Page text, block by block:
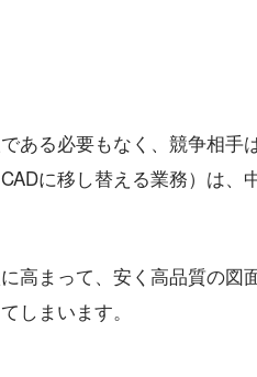
ある必要もなく、競争相手
に移し替える業務）は、
高まって、安く高品質の図
しまいます。